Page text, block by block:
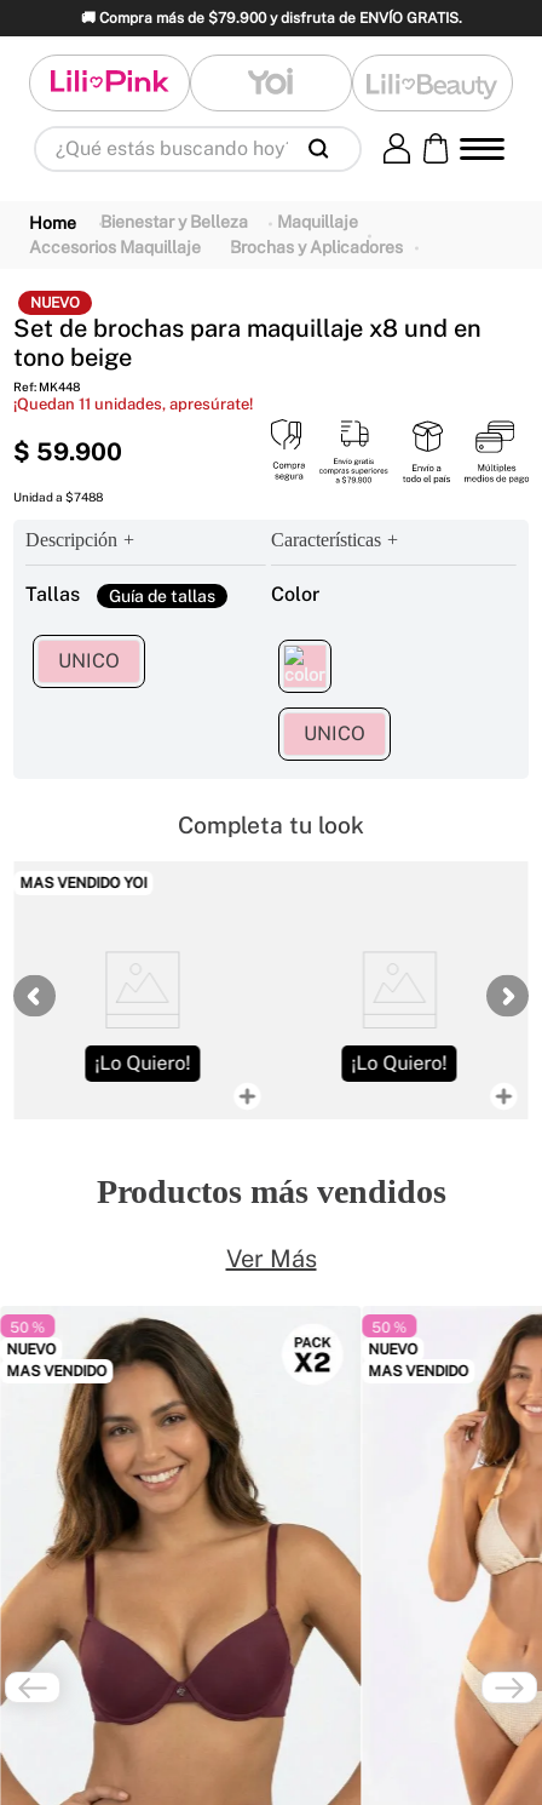
🚚 Compra más de $79.900 y disfruta de ENVÍO GRATIS.
¿Qué estás buscando hoy?
Bienestar y Belleza
Maquillaje
Accesorios Maquillaje
Brochas y Aplicadores
NUEVO
Set de brochas para maquillaje x8 und en
tono beige
Ref: MK448
¡Quedan11 unidades, apresúrate!
$ 59.900
Unidad a $7488
Descripción
Tallas
UNICO
Características
Color
UNICO
Completa tu look
¡Lo Quiero!
MAS VENDIDO YOI
¡Lo Quiero!
Productos más vendidos
Ver Más
50 %
NUEVO
MAS VENDIDO
50 %
NUEVO
MAS VENDIDO
panty 2 brasier 3
4. termo 5 splashs 6. body
7. perfume
. termos